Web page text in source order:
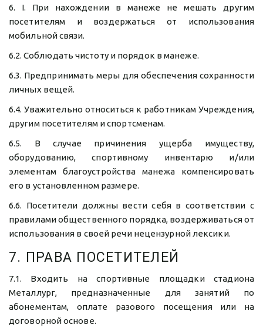
6. І. При нахождении в манеже не мешать другим
посетителям и воздержаться от использования
мобильной связи.
6.2. Соблюдать чистоту и порядок в манеже.
6.3. Предпринимать меры для обеспечения сохранности
личных вещей.
6.4. Уважительно относиться к работникам Учреждения,
другим посетителям и спортсменам.
6.5. В случае причинения ущерба имуществу,
оборудованию, спортивному инвентарю и/или
элементам благоустройства манежа компенсировать
его в установленном размере.
6.6. Посетители должны вести себя в соответствии с
правилами общественного порядка, воздерживаться от
использования в своей речи нецензурной лексики.
7. ПРАВА ПОСЕТИТЕЛЕЙ
7.1. Входить на спортивные площадки стадиона
Металлург, предназначенные для занятий по
абонементам, оплате разового посещения или на
договорной основе.